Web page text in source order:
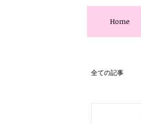
Home
全ての記事